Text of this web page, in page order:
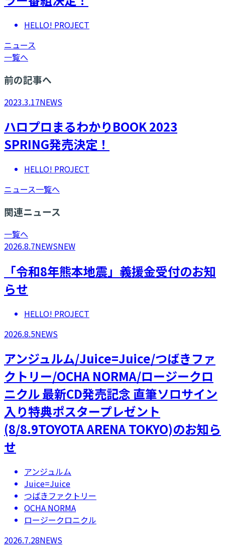
HELLO! PROJECT
ニュース
一覧へ
前の記事へ
2023.3.17NEWS
ハロプロまるわかりBOOK 2023
SPRING発売決定！
HELLO! PROJECT
ニュース一覧へ
関連ニュース
一覧へ
2026.8.7NEWSNEW
「令和8年熊本地震」義援金受付のお知
らせ
HELLO! PROJECT
2026.8.5NEWS
アンジュルム/Juice=Juice/つばきファ
クトリー/OCHA NORMA/ロージークロ
ニクル 最新CD発売記念 直筆ソロサイン
入り特典ポスタープレゼント
(8/8.9TOYOTA ARENA TOKYO)のお知ら
せ
アンジュルム
Juice=Juice
つばきファクトリー
OCHA NORMA
ロージークロニクル
2026.7.28NEWS